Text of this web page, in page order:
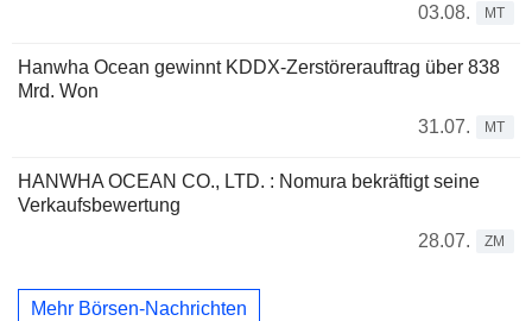
03.08.
MT
Hanwha Ocean gewinnt KDDX-Zerstörerauftrag über 838
Mrd. Won
31.07.
MT
HANWHA OCEAN CO., LTD. : Nomura bekräftigt seine
Verkaufsbewertung
28.07.
ZM
Mehr Börsen-Nachrichten